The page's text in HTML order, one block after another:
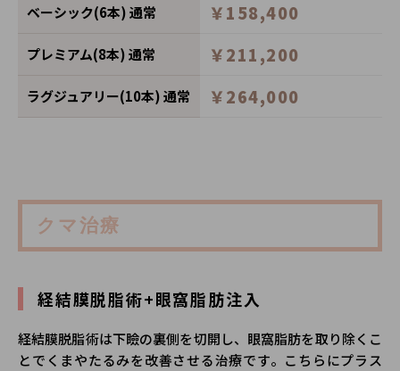
ベーシック(6本) 通常 ￥158,400
プレミアム(8本) 通常 ￥211,200
ラグジュアリー(10本) 通常 ￥264,000
クマ治療
経結膜脱脂術+眼窩脂肪注入
経結膜脱脂術は下瞼の裏側を切開し、眼窩脂肪を取り除くこ
とでくまやたるみを改善させる治療です。こちらにプラス